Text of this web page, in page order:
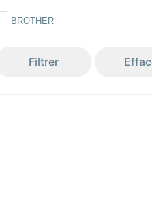
BROTHER
Filtrer